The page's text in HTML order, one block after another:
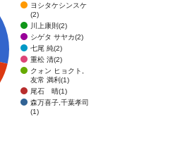
ヨシタケシンスケ
(2)
川上康則(2)
シゲタ サヤカ(2)
七尾 純(2)
重松 清(2)
クォン ヒョクト,
友常 満利(1)
尾石 晴(1)
森万喜子,千葉孝司
(1)